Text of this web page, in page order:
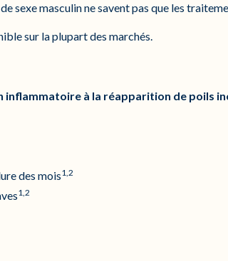
sexe masculin ne savent pas que les
sur la plupart des marchés.
inflammatoire à la réapparition de poils
des mois1,2
1,2